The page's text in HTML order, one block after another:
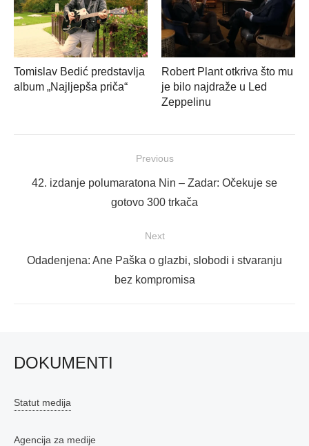
Tomislav Bedić predstavlja
album „Najljepša priča“
Robert Plant otkriva što mu
je bilo najdraže u Led
Zeppelinu
objava
Previous
Previous
42. izdanje polumaratona Nin – Zadar: Očekuje se
gotovo 300 trkača
Next
Next
Odadenjena: Ane Paška o glazbi, slobodi i stvaranju
bez kompromisa
DOKUMENTI
Statut medija
Agencija za medije